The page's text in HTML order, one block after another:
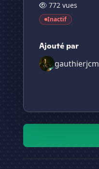
772 vues
Inactif
Ajouté par
gauthierjcm